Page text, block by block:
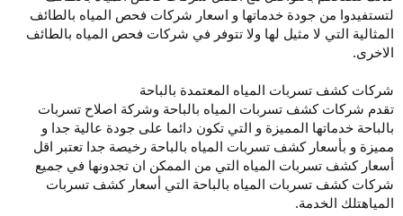
لتستفيدوا من جودة خدماتها و اسعار شركات فحص المياه بالطائف
المثالية التي لا مثيل لها ولا تتوفر في شركات فحص المياه بالطائف
الاخرى.
شركات كشف تسربات المياه المعتمدة بالباحة
تقدم شركات كشف تسربات المياه بالباحة وشركة اصلاح تسربات
بالباحة خدماتها المميزة و التي تكون دائما على جودة عالية جدا و
مميزة و بأسعار كشف تسربات المياه بالباحة رخيصة جدا تعتبر اقل
أسعار كشف تسربات المياه التي من الممكن ان تجدونها في جميع
شركات كشف تسربات المياه بالباحة التي أسعار كشف تسربات
المياهتلك الخدمة.